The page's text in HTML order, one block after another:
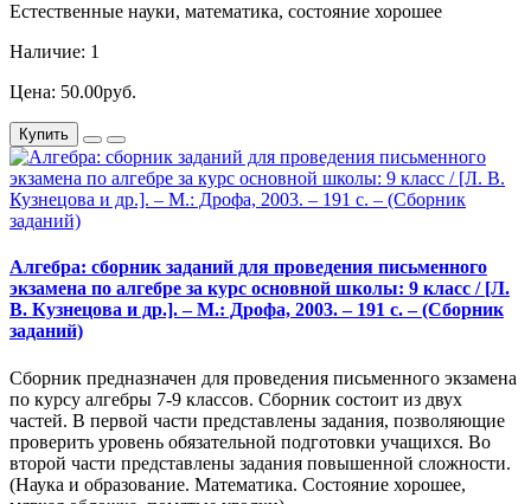
Естественные науки, математика, состояние хорошее
Наличие: 1
Цена: 50.00руб.
Купить
Алгебра: сборник заданий для проведения письменного
экзамена по алгебре за курс основной школы: 9 класс / [Л.
В. Кузнецова и др.]. – М.: Дрофа, 2003. – 191 с. – (Сборник
заданий)
Сборник предназначен для проведения письменного экзамена
по курсу алгебры 7-9 классов. Сборник состоит из двух
частей. В первой части представлены задания, позволяющие
проверить уровень обязательной подготовки учащихся. Во
второй части представлены задания повышенной сложности.
(Наука и образование. Математика. Состояние хорошее,